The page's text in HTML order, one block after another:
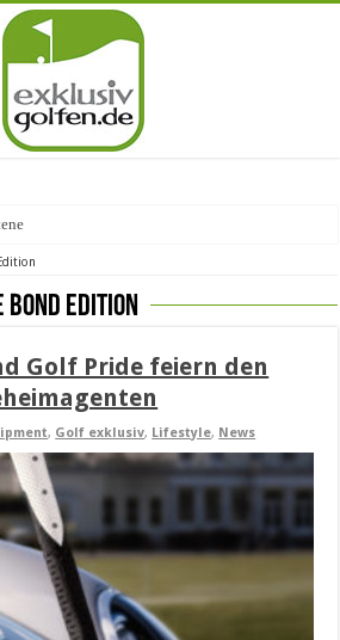
Bond Edition
Golf Pride feiern den
, Golf exklusiv, Lifestyle, News